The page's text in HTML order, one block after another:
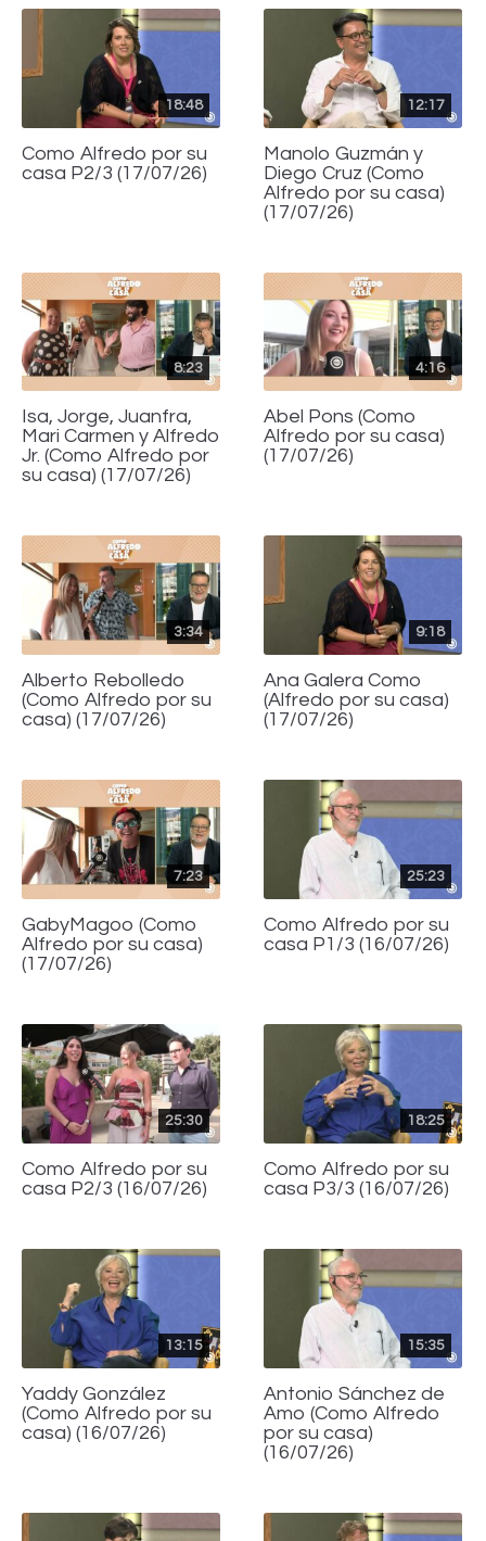
18:48
Como Alfredo por su
casa P2/3 (17/07/26)
12:17
Manolo Guzmán y
Diego Cruz (Como
Alfredo por su casa)
(17/07/26)
8:23
Isa, Jorge, Juanfra,
Mari Carmen y Alfredo
Jr. (Como Alfredo por
su casa) (17/07/26)
4:16
Abel Pons (Como
Alfredo por su casa)
(17/07/26)
3:34
Alberto Rebolledo
(Como Alfredo por su
casa) (17/07/26)
9:18
Ana Galera Como
(Alfredo por su casa)
(17/07/26)
7:23
GabyMagoo (Como
Alfredo por su casa)
(17/07/26)
25:23
Como Alfredo por su
casa P1/3 (16/07/26)
25:30
Como Alfredo por su
casa P2/3 (16/07/26)
18:25
Como Alfredo por su
casa P3/3 (16/07/26)
13:15
Yaddy González
(Como Alfredo por su
casa) (16/07/26)
15:35
Antonio Sánchez de
Amo (Como Alfredo
por su casa)
(16/07/26)